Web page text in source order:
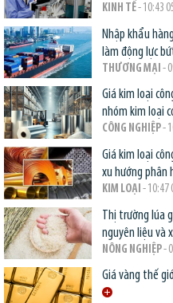
KINH TẾ- 10:43
Nhập khẩu
làm động lực
THƯƠNG MẠI -
Giá kim loại
nhóm kim loại
CÔNG NGHIỆP-
Giá kim loại
xu hướng phân
KIM LOẠI - 10:47
Thị trường lúa
nguyên liệu và
NÔNG NGHIỆP-
Giá vàng thế